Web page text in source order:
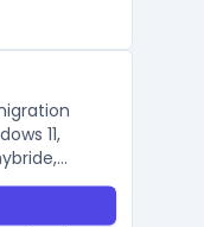
11,
des